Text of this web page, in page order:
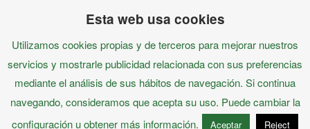
Esta web usa cookies
Utilizamos cookies propias y de terceros para mejorar nuestros
servicios y mostrarle publicidad relacionada con sus preferencias
mediante el análisis de sus hábitos de navegación. Si continua
navegando, consideramos que acepta su uso. Puede cambiar la
configuración u obtener más información.
Aceptar Reject